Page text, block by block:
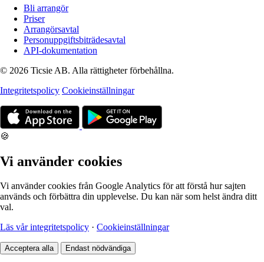
Bli arrangör
Priser
Arrangörsavtal
Personuppgiftsbiträdesavtal
API-dokumentation
© 2026 Ticsie AB. Alla rättigheter förbehållna.
Integritetspolicy Cookieinställningar
🍪
Vi använder cookies
Vi använder cookies från Google Analytics för att förstå hur sajten
används och förbättra din upplevelse. Du kan när som helst ändra ditt
val.
Läs vår integritetspolicy · Cookieinställningar
Acceptera alla Endast nödvändiga